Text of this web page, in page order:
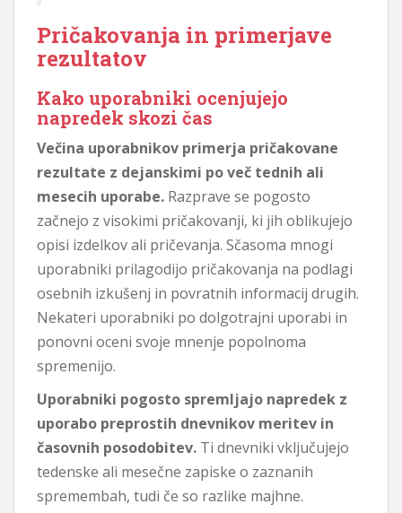
Pričakovanja in primerjave
rezultatov
Kako uporabniki ocenjujejo
napredek skozi čas
Večina uporabnikov primerja pričakovane
rezultate z dejanskimi po več tednih ali
mesecih uporabe. Razprave se pogosto
začnejo z visokimi pričakovanji, ki jih oblikujejo
opisi izdelkov ali pričevanja. Sčasoma mnogi
uporabniki prilagodijo pričakovanja na podlagi
osebnih izkušenj in povratnih informacij drugih.
Nekateri uporabniki po dolgotrajni uporabi in
ponovni oceni svoje mnenje popolnoma
spremenijo.
Uporabniki pogosto spremljajo napredek z
uporabo preprostih dnevnikov meritev in
časovnih posodobitev. Ti dnevniki vključujejo
tedenske ali mesečne zapiske o zaznanih
spremembah, tudi če so razlike majhne.